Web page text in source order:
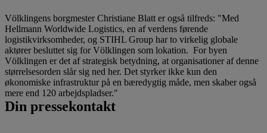
Völklingens borgmester Christiane Blatt er også tilfreds: "Med
Hellmann Worldwide Logistics, en af verdens førende
logistikvirksomheder, og STIHL Group har to virkelig globale
aktører besluttet sig for Völklingen som lokation. For byen
Völklingen er det af strategisk betydning, at organisationer af denne
størrelsesorden slår sig ned her. Det styrker ikke kun den
økonomiske infrastruktur på en bæredygtig måde, men skaber også
mere end 120 arbejdspladser."
Din pressekontakt